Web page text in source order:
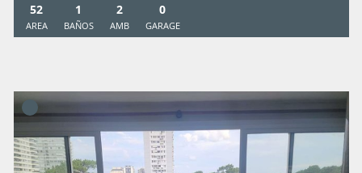
52
AREA
1
BAÑOS
2
AMB
0
GARAGE